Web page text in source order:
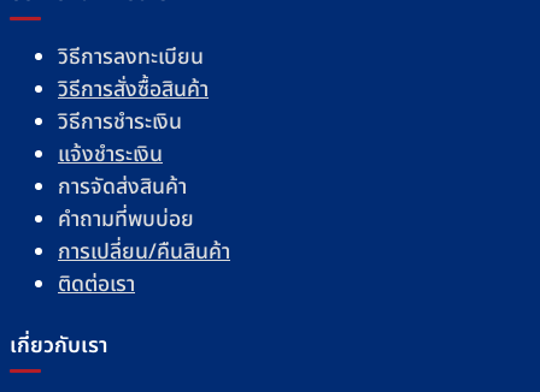
วิธีการลงทะเบียน
วิธีการสั่งซื้อสินค้า
วิธีการชำระเงิน
แจ้งชำระเงิน
การจัดส่งสินค้า
คำถามที่พบบ่อย
การเปลี่ยน/คืนสินค้า
ติดต่อเรา
เกี่ยวกับเรา